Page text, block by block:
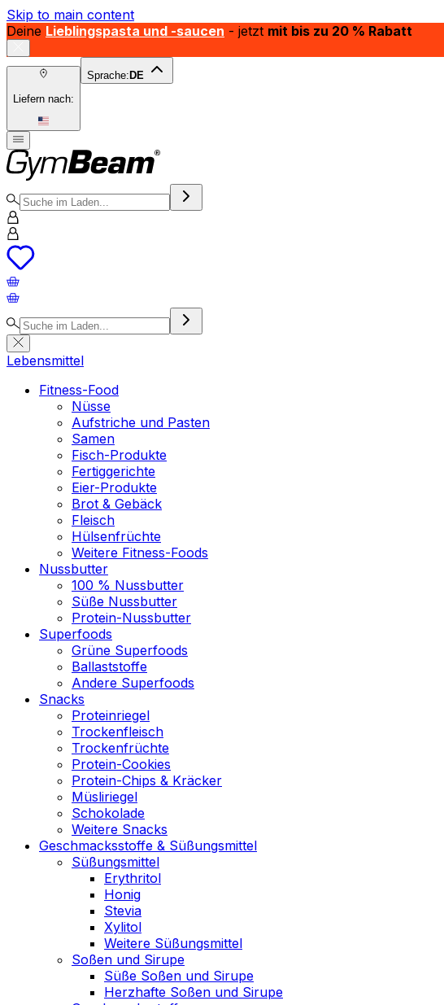
Skip to main content
Deine Lieblingspasta und -saucen - jetzt mit bis zu 20 % Rabatt
Liefern nach:
Sprache: DE
Lebensmittel
Fitness-Food
Nüsse
Aufstriche und Pasten
Samen
Fisch-Produkte
Fertiggerichte
Eier-Produkte
Brot & Gebäck
Fleisch
Hülsenfrüchte
Weitere Fitness-Foods
Nussbutter
100 % Nussbutter
Süße Nussbutter
Protein-Nussbutter
Superfoods
Grüne Superfoods
Ballaststoffe
Andere Superfoods
Snacks
Proteinriegel
Trockenfleisch
Trockenfrüchte
Protein-Cookies
Protein-Chips & Kräcker
Müsliriegel
Schokolade
Weitere Snacks
Geschmacksstoffe & Süßungsmittel
Süßungsmittel
Erythritol
Honig
Stevia
Xylitol
Weitere Süßungsmittel
Soßen und Sirupe
Süße Soßen und Sirupe
Herzhafte Soßen und Sirupe